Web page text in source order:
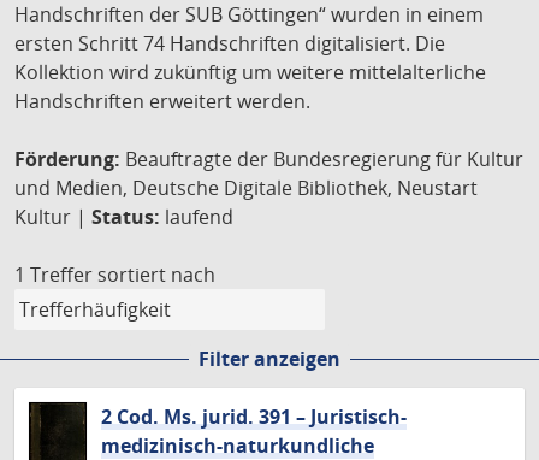
Handschriften der SUB Göttingen“ wurden in einem
ersten Schritt 74 Handschriften digitalisiert. Die
Kollektion wird zukünftig um weitere mittelalterliche
Handschriften erweitert werden.
Förderung: Beauftragte der Bundesregierung für Kultur
und Medien, Deutsche Digitale Bibliothek, Neustart
Kultur | Status: laufend
1 Treffer sortiert nach
Filter anzeigen
2 Cod. Ms. jurid. 391 – Juristisch-
medizinisch-naturkundliche